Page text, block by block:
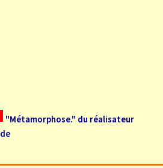
"Métamorphose." du réalisateur